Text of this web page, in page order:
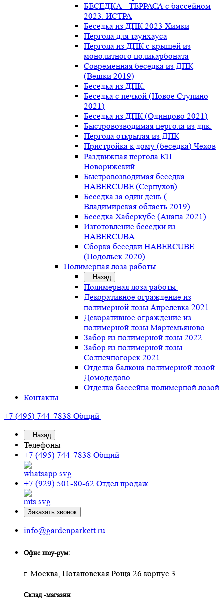
БЕСЕДКА - ТЕРРАСА с бассейном
2023. ИСТРА
Беседка из ДПК 2023 Химки
Пергола для таунхауса
Пергола из ДПК с крышей из
монолитного поликарбоната
Современная беседка из ДПК
(Вешки 2019)
Беседка из ДПК.
Беседка с печкой (Новое Ступино
2021)
Беседка из ДПК (Одинцово 2021)
Быстровозводимая пергола из дпк.
Пергола открытая из ДПК
Пристройка к дому (беседка) Чехов
Раздвижная пергола КП
Новорижский
Быстровозводимая беседка
HABERCUBE (Серпухов)
Беседка за один день (
Владимирская область 2019)
Беседка Хаберкубе (Анапа 2021)
Изготовление беседки из
HABERCUBA
Сборка беседки HABERCUBE
(Подольск 2020)
Полимерная лоза работы
Назад
Полимерная лоза работы
Декоративное ограждение из
полимерной лозы Апрелевка 2021
Декоративное ограждение из
полимерной лозы Мартемьяново
Забор из полимерной лозы 2022
Забор из полимерной лозы
Солнечногорск 2021
Отделка балкона полимерной лозой
Домодедово
Отделка бассейна полимерной лозой
Контакты
+7 (495) 744-7838 Общий
Назад
Телефоны
+7 (495) 744-7838 Общий
+7 (929) 501-80-62 Отдел продаж
Заказать звонок
info@gardenparkett.ru
Офис шоу-рум:
г. Москва, Потаповская Роща 26 корпус 3
Склад -магазин